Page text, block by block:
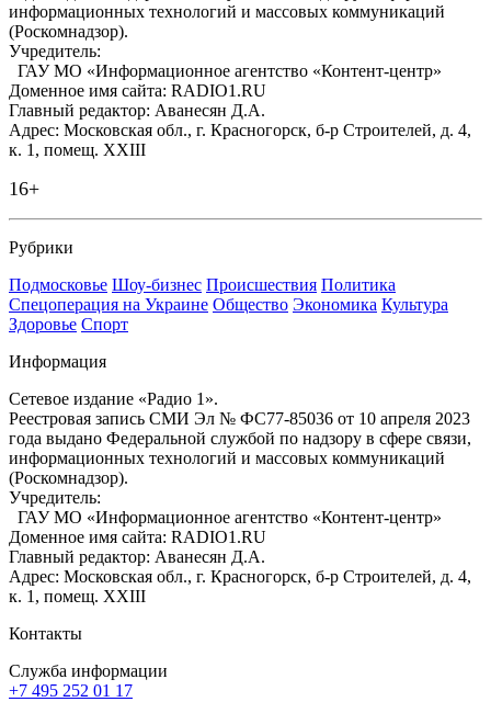
информационных технологий и массовых коммуникаций
(Роскомнадзор).
Учредитель:
ГАУ МО «Информационное агентство «Контент-центр»
Доменное имя сайта: RADIO1.RU
Главный редактор: Аванесян Д.А.
Адрес: Московская обл., г. Красногорск, б-р Строителей, д. 4,
к. 1, помещ. XXIII
16+
Рубрики
Подмосковье Шоу-бизнес Происшествия Политика
Спецоперация на Украине Общество Экономика Культура
Здоровье Спорт
Информация
Сетевое издание «Радио 1».
Реестровая запись СМИ Эл № ФС77-85036 от 10 апреля 2023
года выдано Федеральной службой по надзору в сфере связи,
информационных технологий и массовых коммуникаций
(Роскомнадзор).
Учредитель:
ГАУ МО «Информационное агентство «Контент-центр»
Доменное имя сайта: RADIO1.RU
Главный редактор: Аванесян Д.А.
Адрес: Московская обл., г. Красногорск, б-р Строителей, д. 4,
к. 1, помещ. XXIII
Контакты
Служба информации
+7 495 252 01 17